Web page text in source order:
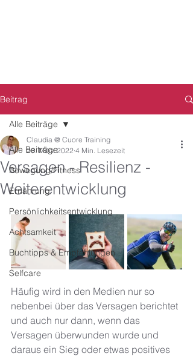
Beitrag
Alle Beiträge
Bewegung/Fitness
Ernährung
Persönlichkeitsentwicklung
Achtsamkeit
Buchtipps & Empfehlungen
Selfcare
Alle Beiträge
Versagen - Resilienz -
Weiterentwicklung
Claudia @ Cuore Training
23. März 2022 4 Min. Lesezeit
Häufig wird in den Medien nur so
nebenbei über das Versagen berichtet
und auch nur dann, wenn das
Versagen überwunden wurde und
daraus ein Sieg oder etwas positives